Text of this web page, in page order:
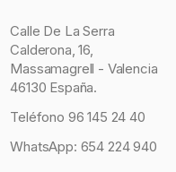
Calle De La Serra
Calderona, 16,
Massamagrell - Valencia
46130 España.
Teléfono 96 145 24 40
WhatsApp: 654 224 940